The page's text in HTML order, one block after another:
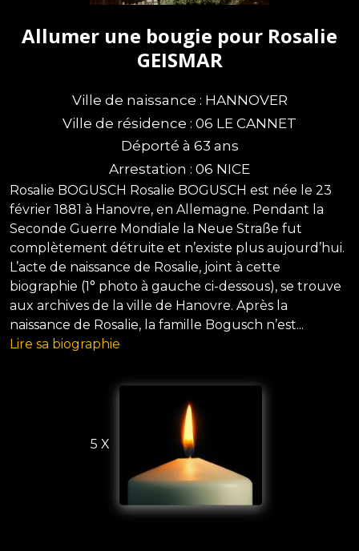
Allumer une bougie pour Rosalie
GEISMAR
Ville de naissance : HANNOVER
Ville de résidence : 06 LE CANNET
Déporté à 63 ans
Arrestation : 06 NICE
Rosalie BOGUSCH Rosalie BOGUSCH est née le 23
février 1881 à Hanovre, en Allemagne. Pendant la
Seconde Guerre Mondiale la Neue Straße fut
complètement détruite et n’existe plus aujourd’hui.
L’acte de naissance de Rosalie, joint à cette
biographie (1° photo à gauche ci-dessous), se trouve
aux archives de la ville de Hanovre. Après la
naissance de Rosalie, la famille Bogusch n’est...
Lire sa biographie
5 X